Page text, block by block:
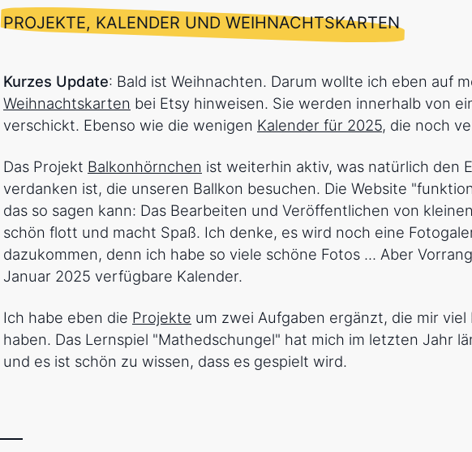
PROJEKTE, KALENDER UND WEIHNACHTSKARTEN
Kurzes Update: Bald ist Weihnachten. Darum wollte ich eben auf
Weihnachtskarten bei Etsy hinweisen. Sie werden innerhalb von
verschickt. Ebenso wie die wenigen Kalender für 2025, die noch
Das Projekt Balkonhörnchen ist weiterhin aktiv, was natürlich den
verdanken ist, die unseren Ballkon besuchen. Die Website
das so sagen kann: Das Bearbeiten und Veröffentlichen von
schön flott und macht Spaß. Ich denke, es wird noch eine
dazukommen, denn ich habe so viele schöne Fotos ... Aber
Januar 2025 verfügbare Kalender.
Ich habe eben die Projekte um zwei Aufgaben ergänzt, die mir
haben. Das Lernspiel "Mathedschungel" hat mich im letzten Jahr
und es ist schön zu wissen, dass es gespielt wird.